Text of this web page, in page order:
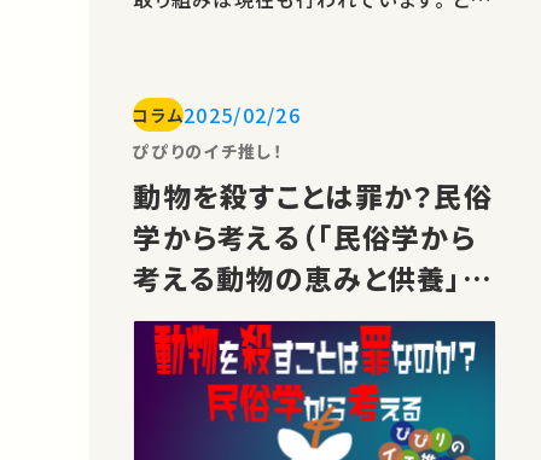
り組みや考えを語った学術フロンティア
講義「レジリエンスと地域の復興」を紹介
します。溝口先生は農学生命科学研…
コラム2025/02/26
ぴぴりのイチ推し！
動物を殺すことは罪か？民俗
学から考える（「民俗学から
考える動物の恵みと供養」菅
豊先生）